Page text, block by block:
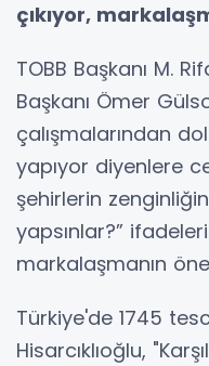
çıkıyor,
TOBB Başkanı M.
Başkanı Ömer
çalışmalarından
yapıyor diyenlere
şehirlerin
yapsınlar?”
markalaşmanın
Türkiye'de 1745
Hisarcıklıoğlu,